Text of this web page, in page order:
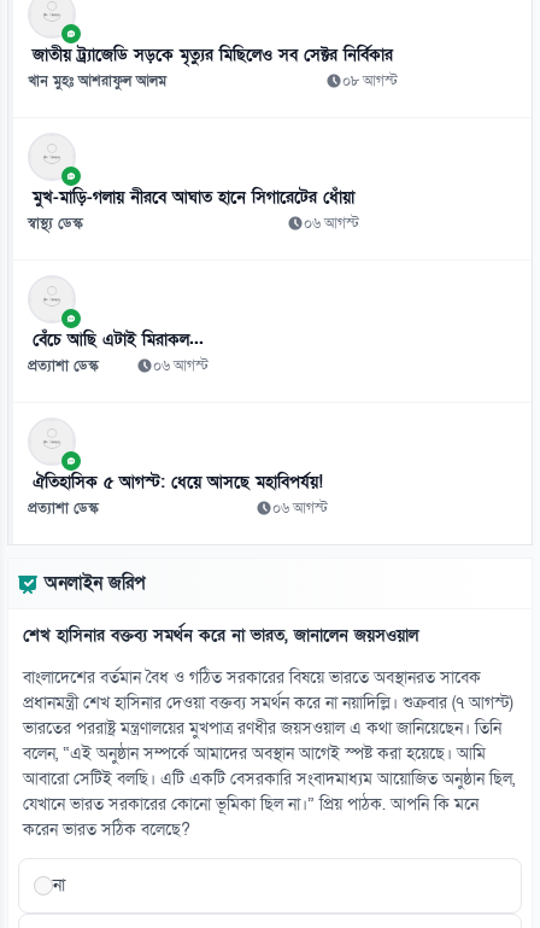
০৯ আগস্ট
জাতীয় ট্র্যাজেডি সড়কে মৃত্যুর মিছিলেও সব সেক্টর নির্বিকার
খান মুহঃ আশরাফুল আলম ০৮ আগস্ট
মুখ-মাড়ি-গলায় নীরবে আঘাত হানে সিগারেটের ধোঁয়া
স্বাস্থ্য ডেস্ক ০৬ আগস্ট
বেঁচে আছি এটাই মিরাকল...
প্রত্যাশা ডেস্ক ০৬ আগস্ট
ঐতিহাসিক ৫ আগস্ট: ধেয়ে আসছে মহাবিপর্যয়!
প্রত্যাশা ডেস্ক ০৬ আগস্ট
অনলাইন জরিপ
শেখ হাসিনার বক্তব্য সমর্থন করে না ভারত, জানালেন জয়সওয়াল
বাংলাদেশের বর্তমান বৈধ ও গঠিত সরকারের বিষয়ে ভারতে অবস্থানরত সাবেক
প্রধানমন্ত্রী শেখ হাসিনার দেওয়া বক্তব্য সমর্থন করে না নয়াদিল্লি। শুক্রবার (৭ আগস্ট)
ভারতের পররাষ্ট্র মন্ত্রণালয়ের মুখপাত্র রণধীর জয়সওয়াল এ কথা জানিয়েছেন। তিনি
বলেন, “এই অনুষ্ঠান সম্পর্কে আমাদের অবস্থান আগেই স্পষ্ট করা হয়েছে। আমি
আবারো সেটিই বলছি। এটি একটি বেসরকারি সংবাদমাধ্যম আয়োজিত অনুষ্ঠান ছিল,
যেখানে ভারত সরকারের কোনো ভূমিকা ছিল না।” প্রিয় পাঠক. আপনি কি মনে
করেন ভারত সঠিক বলেছে?
না